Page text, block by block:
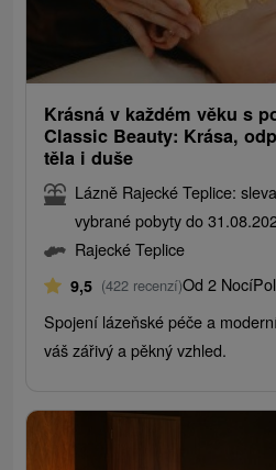
Krásná v každém věku s
Classic Beauty: Krása,
těla i duše
Lázně Rajecké Teplice:
vybrané pobyty do
Rajecké Teplice
9,5 (422 recenzí)Od 2 Nocí
Spojení lázeňské péče a
váš zářivý a pěkný vzhled.